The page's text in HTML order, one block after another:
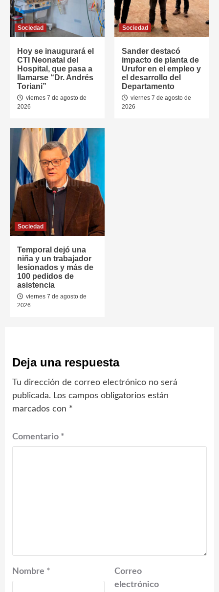
Sociedad
Hoy se inaugurará el
CTI Neonatal del
Hospital, que pasa a
llamarse “Dr. Andrés
Toriani”
viernes 7 de agosto de
2026
Sociedad
Sander destacó
impacto de planta de
Urufor en el empleo y
el desarrollo del
Departamento
viernes 7 de agosto de
2026
Sociedad
Temporal dejó una
niña y un trabajador
lesionados y más de
100 pedidos de
asistencia
viernes 7 de agosto de
2026
Deja una respuesta
Tu dirección de correo electrónico no será
publicada. Los campos obligatorios están
marcados con *
Comentario *
Nombre *
Correo
electrónico